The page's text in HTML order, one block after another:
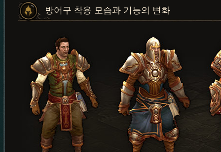
방어구 착용 모습과 기능의 변화